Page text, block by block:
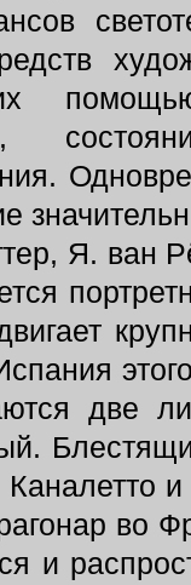
помощью
Я. ван
две
во
и